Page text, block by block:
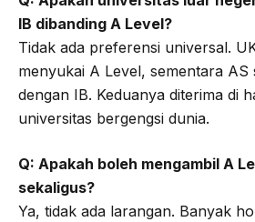
IB dibanding A Level?
Tidak ada preferensi universal.
menyukai A Level, sementara AS
dengan IB. Keduanya diterima di
universitas bergengsi dunia.
Q: Apakah boleh mengambil A
sekaligus?
Ya, tidak ada larangan. Banyak